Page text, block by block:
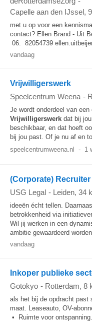
Capelle aan den IJssel,
met u op voor een
contact? Ellen Brand - Uit
06. 82054739
vandaag
Vrijwilligerswerk
Speelcentrum Weena -
Je wordt onderdeel van
Vrijwilligerswerk dat bij
beschikbaar, en dat hoeft
bij jou past. Of je nu af en
speelcentrumweena.nl
- 1
(Corporate)
USG Legal - Leiden, 34
ideeën écht tellen.
betrokkenheid via
Wil jij werken in een
ambitie gewaardeerd
vandaag
Inkoper publieke
Gotokyo - Rotterdam, 8
als het bij de opdracht
maat. Leaseauto, OV-
• Ruimte voor